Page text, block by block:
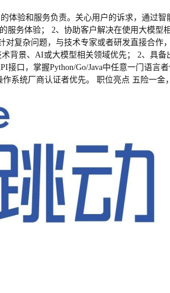
验和服务负责。关心用户的诉求，通过
务体验； 2、协助客户解决在使用大模
复杂问题，与技术专家或者研发直接合
背景、AI或大模型相关领域优先； 2、具
口，掌握Python/Go/Java中任意一门语言
系统厂商认证者优先。 职位亮点 五险一金